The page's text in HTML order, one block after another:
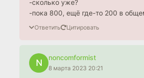
-сколько уже?
-пока 800, ещё где-то 200 в
Ответить Цитировать
N
noncomformist
8 марта 2023 20:21